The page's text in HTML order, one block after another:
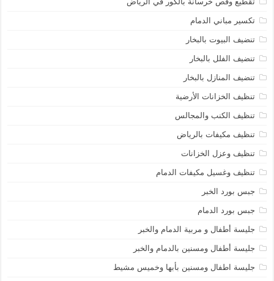
تكسير مباني الدمام
تنضيف البيوت بالبخار
تنضيف الفلل بالبخار
تنضيف المنازل بالبخار
تنظيف الخزانات الأرضية
تنظيف الكنب والمجالس
تنظيف مكيفات بالرياض
تنظيف وعزل الخزانات
تنظيف وغسيل مكيفات الدمام
جبس بورد الخبر
جبس بورد الدمام
جليسة أطفال و مربية الدمام والخبر
جليسة أطفال ومسنين بالدمام والخبر
جليسة اطفال ومسنين بأبها وخميس مشيط